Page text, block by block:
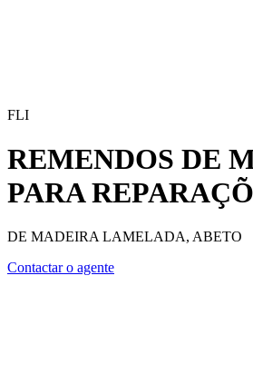
FLI
REMENDOS DE
PARA
DE MADEIRA LAMELADA, ABETO
Contactar o agente